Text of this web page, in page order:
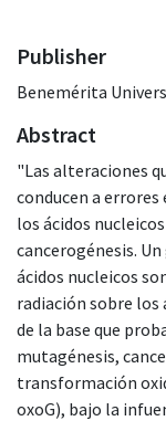
Publisher
Benemérita
Abstract
"Las alteraciones
conducen a
los ácidos
cancerogénesis.
ácidos nucleicos
radiación sobre los
de la base que
mutagénesis,
transformación
oxoG), bajo la